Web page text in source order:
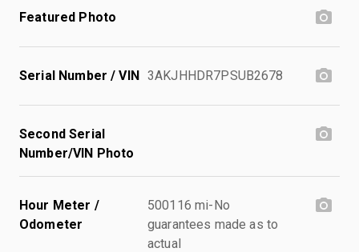
Featured Photo
Serial Number / VIN 3AKJHHDR7PSUB2678
Second Serial
Number/VIN Photo
Hour Meter /
Odometer
500116 mi-No
guarantees made as to
actual